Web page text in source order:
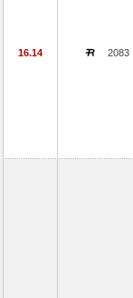
16.14 2083